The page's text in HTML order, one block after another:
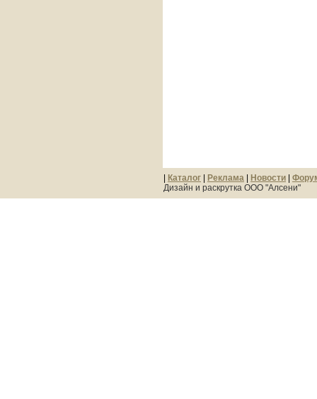
Каталог Реклама Новости
Дизайн и раскрутка ООО "Алсени"